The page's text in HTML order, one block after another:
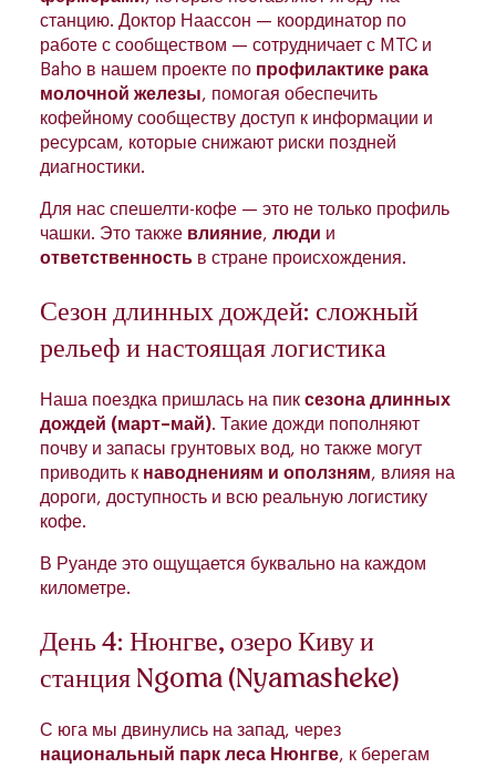
станцию. Доктор Наассон — координатор по
работе с сообществом — сотрудничает с MTC и
Baho в нашем проекте по профилактике рака
молочной железы, помогая обеспечить
кофейному сообществу доступ к информации и
ресурсам, которые снижают риски поздней
диагностики.
Для нас спешелти-кофе — это не только профиль
чашки. Это также влияние, люди и
ответственность в стране происхождения.
Сезон длинных дождей: сложный
рельеф и настоящая логистика
Наша поездка пришлась на пик сезона длинных
дождей (март–май). Такие дожди пополняют
почву и запасы грунтовых вод, но также могут
приводить к наводнениям и оползням, влияя на
дороги, доступность и всю реальную логистику
кофе.
В Руанде это ощущается буквально на каждом
километре.
День 4: Нюнгве, озеро Киву и
станция Ngoma (Nyamasheke)
С юга мы двинулись на запад, через
национальный парк леса Нюнгве, к берегам